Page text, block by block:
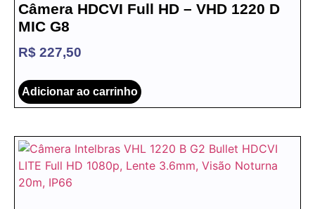
Câmera HDCVI Full HD – VHD 1220 D
MIC G8
R$ 227,50
Adicionar ao carrinho